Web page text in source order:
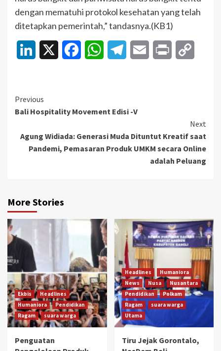
dengan mematuhi protokol kesehatan yang telah
ditetapkan pemerintah,” tandasnya.(KB1)
LinkedIn FacebookWhatsAppTelegramEmail Print
Continue
Reading
Previous
Bali Hospitality Movement Edisi -V
Next
Agung Widiada: Generasi Muda Dituntut Kreatif saat
Pandemi, Pemasaran Produk UMKM secara Online
adalah Peluang
More Stories
Ekbis
Headlines
Humaniora
Pendidikan
Ragam
suara warga
Penguatan
Headlines
Humaniora
News
Nusa
Nusantara
Pendidikan
Polkam
Ragam
suara warga
Utama
Tiru Jejak Gorontalo,